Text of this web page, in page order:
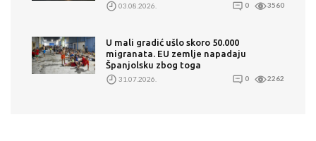
03.08.2026. 0 3560
U mali gradić ušlo skoro 50.000
migranata. EU zemlje napadaju
Španjolsku zbog toga
31.07.2026. 0 2262